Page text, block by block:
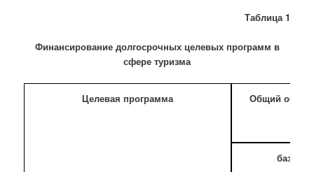
Таблица 1
Финансирование долгосрочных целевых программ в
сфере туризма
Целевая программа Общий объем